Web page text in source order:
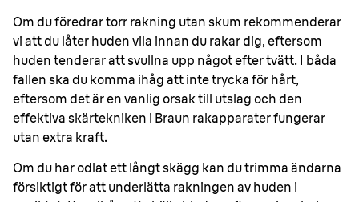
Om du föredrar torr rakning utan skum rekommenderar
vi att du låter huden vila innan du rakar dig, eftersom
huden tenderar att svullna upp något efter tvätt. I båda
fallen ska du komma ihåg att inte trycka för hårt,
eftersom det är en vanlig orsak till utslag och den
effektiva skärtekniken i Braun rakapparater fungerar
utan extra kraft.
Om du har odlat ett långt skägg kan du trimma ändarna
försiktigt för att underlätta rakningen av huden i